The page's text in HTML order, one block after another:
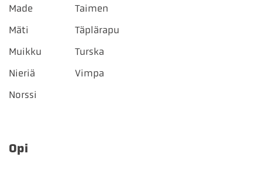
Made
Mäti
Muikku
Nieriä
Norssi
Taimen
Täplärapu
Turska
Vimpa
Opi